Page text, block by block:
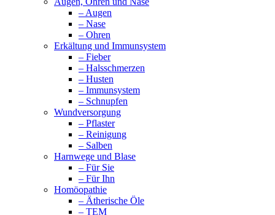
– Augen
– Nase
– Ohren
Erkältung und Immunsystem
– Fieber
– Halsschmerzen
– Husten
– Immunsystem
– Schnupfen
Wundversorgung
– Pflaster
– Reinigung
– Salben
Harnwege und Blase
– Für Sie
– Für Ihn
Homöopathie
– Ätherische Öle
– TEM